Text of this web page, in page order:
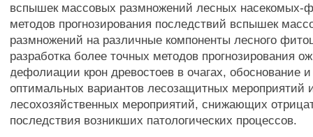
вспышек массовых размножений лесных насекомых-
методов прогнозирования последствий вспышек
размножений на различные компоненты лесного
разработка более точных методов прогнозирования
дефолиации крон древостоев в очагах, обоснование
оптимальных вариантов лесозащитных мероприятий
лесохозяйственных мероприятий, снижающих
последствия возникших патологических процессов.